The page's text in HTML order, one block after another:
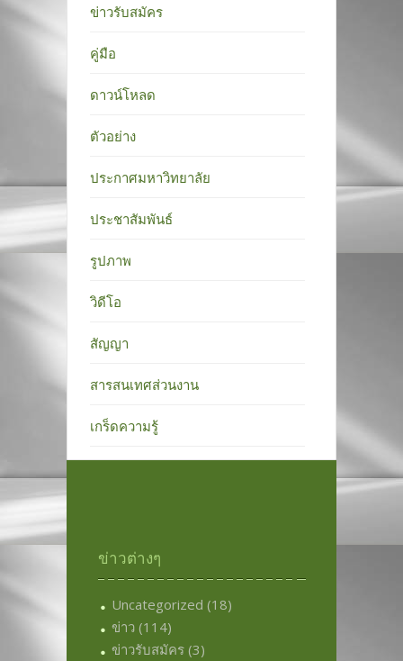
ข่าวรับสมัคร
คู่มือ
ดาวน์โหลด
ตัวอย่าง
ประกาศมหาวิทยาลัย
ประชาสัมพันธ์
รูปภาพ
วิดีโอ
สัญญา
สารสนเทศส่วนงาน
เกร็ดความรู้
ข่าวต่างๆ
Uncategorized (18)
ข่าว (114)
ข่าวรับสมัคร (3)